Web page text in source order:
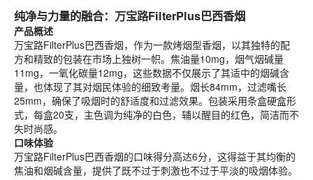
网友评论
纯净与力量的融合： 万宝路FilterPlus巴西香烟
产品概述
万宝路FilterPlus巴西香烟，作为一款烤烟型香烟，以其独特的配
方和精致的包装在市场上独树一帜。焦油量10mg，烟气烟碱量
11mg，一氧化碳量12mg，这些数据不仅展示了其适中的烟碱含
量，也体现了其对烟民体验的细致考量。烟长84mm，过滤嘴长
25mm，确保了吸烟时的舒适度和过滤效果。包装采用条盒硬盒形
式，每盒20支，主色调为纯净的白色，辅以醒目的红色，简洁而不
失时尚感。
口味体验
万宝路FilterPlus巴西香烟的口味得分高达6分，这得益于其均衡的
焦油和烟碱含量，提供了既不过于刺激也不过于平淡的吸烟体验。